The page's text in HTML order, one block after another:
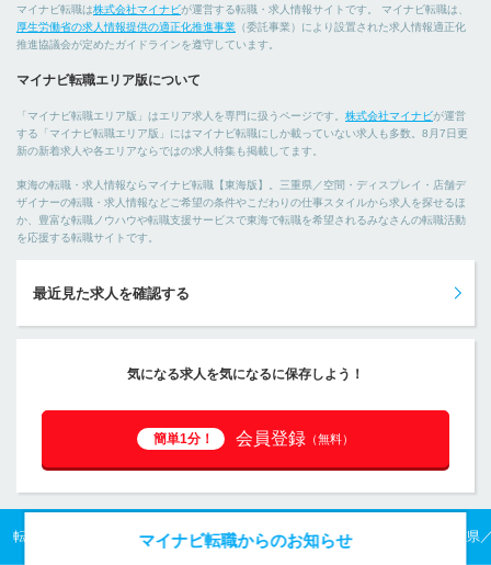
マイナビ転職は株式会社マイナビが運営する転職・求人情報サイトです。 マイナビ転職は、
厚生労働省の求人情報提供の適正化推進事業 （委託事業）により設置された求人情報適正化
推進協議会が定めたガイドラインを遵守しています。
マイナビ転職エリア版について
「マイナビ転職エリア版」はエリア求人を専門に扱うページです。 株式会社マイナビが運営
する「マイナビ転職エリア版」にはマイナビ転職にしか載っていない求人も多数。8月7日更
新の新着求人や各エリアならではの求人特集も掲載してます。
東海の転職・求人情報ならマイナビ転職【東海版】。三重県／空間・ディスプレイ・店舗デ
ザイナーの転職・求人情報などご希望の条件やこだわりの仕事スタイルから求人を探せるほ
か、豊富な転職ノウハウや転職支援サービスで東海で転職を希望されるみなさんの転職活動
を応援する転職サイトです。
最近見た求人を確認する
気になる求人を気になるに保存しよう！
簡単1分！ 会員登録 （無料）
転職TOP 東海の転職・求人情報TOP 三重県の転職・求人情報TOP 三重県
マイナビ転職からのお知らせ